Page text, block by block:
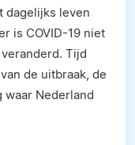
dagelijks leven
is COVID-19 niet
Tijd
de uitbraak, de
waar Nederland